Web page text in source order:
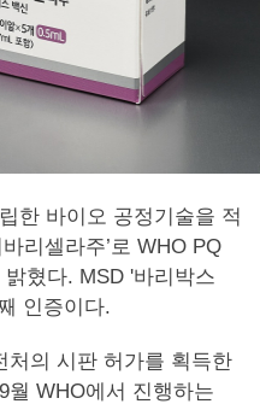
한 바이오 공정기술을 적
리셀라주’로 WHO PQ
혔다. MSD '바리박스
인증이다.
처의 시판 허가를 획득한
월 WHO에서 진행하는